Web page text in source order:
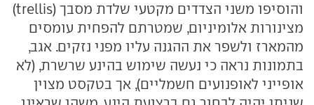
והוסיפו משני הצדדים מקטעי שלדת מסבך (trellis)
מצינורות אלומיניום, שמטרתם להפחית עומסים
מהמארז ולשפר את ההגנה עליו מפני נזקים. אגב,
בתמונות נראה כי נעשה שימוש בהינע שרשרת, (לא
אופייני לאופנועים חשמליים), אך בטקסט מצוין